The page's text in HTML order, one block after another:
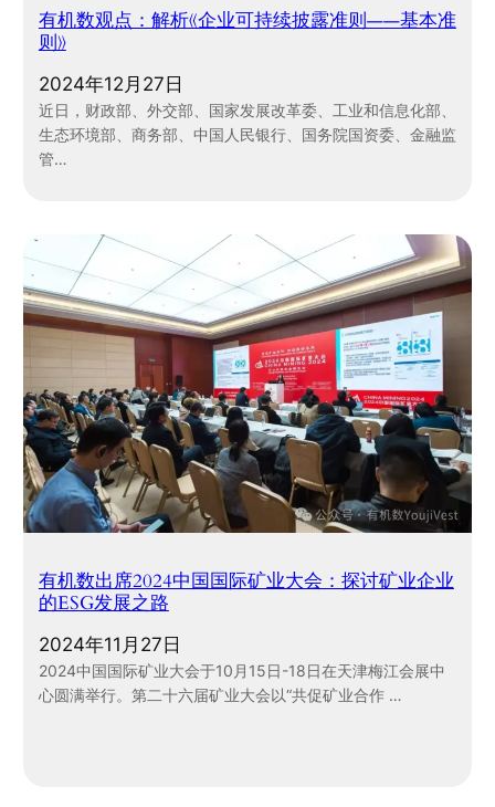
有机数观点：解析《企业可持续披露准则——基本准
则》
2024年12月27日
近日，财政部、外交部、国家发展改革委、工业和信息化部、
生态环境部、商务部、中国人民银行、国务院国资委、金融监
管…
有机数出席2024中国国际矿业大会：探讨矿业企业
的ESG发展之路
2024年11月27日
2024中国国际矿业大会于10月15日-18日在天津梅江会展中
心圆满举行。第二十六届矿业大会以“共促矿业合作 …